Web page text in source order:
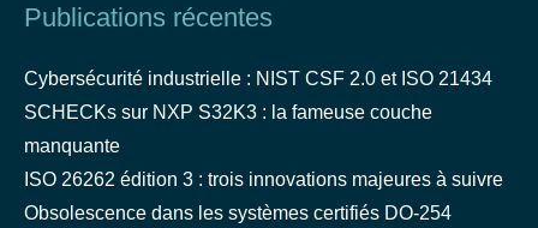
Publications récentes
Cybersécurité industrielle : NIST CSF 2.0 et ISO 21434
SCHECKs sur NXP S32K3 : la fameuse couche
manquante
ISO 26262 édition 3 : trois innovations majeures à suivre
Obsolescence dans les systèmes certifiés DO-254